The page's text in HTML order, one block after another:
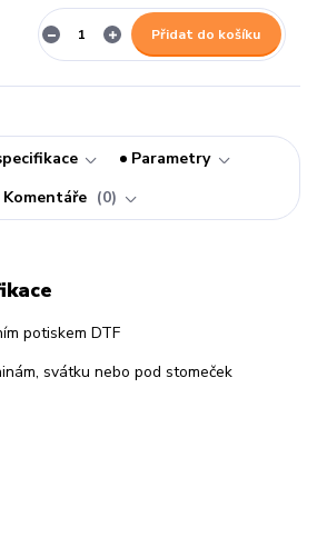
Přidat do košíku
Parametry
Komentáře
0
potiskem DTF
svátku nebo pod stomeček